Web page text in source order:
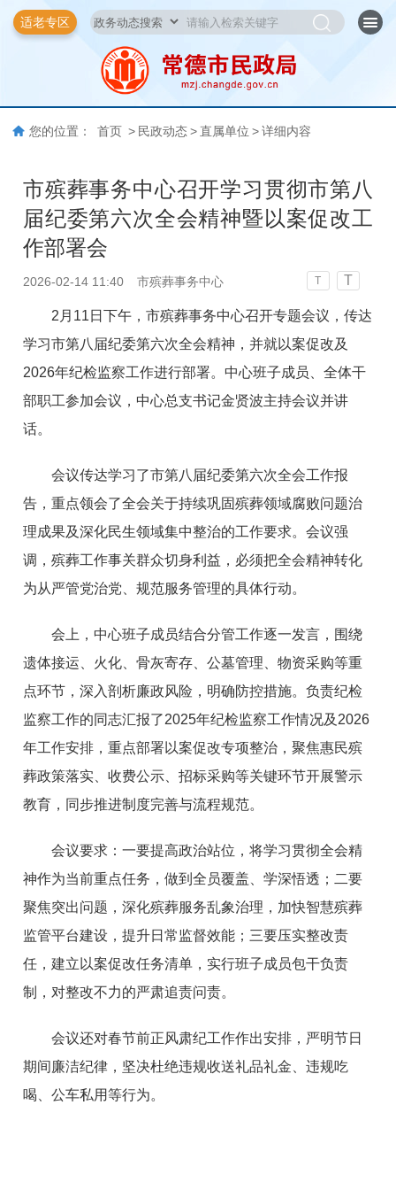
适老专区
您的位置： 首页 > 民政动态 > 直属单位 > 详细内容
市殡葬事务中心召开学习贯彻市第八
届纪委第六次全会精神暨以案促改工
作部署会
2026-02-14 11:40 市殡葬事务中心 T T
2月11日下午，市殡葬事务中心召开专题会议，传达
学习市第八届纪委第六次全会精神，并就以案促改及
2026年纪检监察工作进行部署。中心班子成员、全体干
部职工参加会议，中心总支书记金贤波主持会议并讲
话。
会议传达学习了市第八届纪委第六次全会工作报
告，重点领会了全会关于持续巩固殡葬领域腐败问题治
理成果及深化民生领域集中整治的工作要求。会议强
调，殡葬工作事关群众切身利益，必须把全会精神转化
为从严管党治党、规范服务管理的具体行动。
会上，中心班子成员结合分管工作逐一发言，围绕
遗体接运、火化、骨灰寄存、公墓管理、物资采购等重
点环节，深入剖析廉政风险，明确防控措施。负责纪检
监察工作的同志汇报了2025年纪检监察工作情况及2026
年工作安排，重点部署以案促改专项整治，聚焦惠民殡
葬政策落实、收费公示、招标采购等关键环节开展警示
教育，同步推进制度完善与流程规范。
会议要求：一要提高政治站位，将学习贯彻全会精
神作为当前重点任务，做到全员覆盖、学深悟透；二要
聚焦突出问题，深化殡葬服务乱象治理，加快智慧殡葬
监管平台建设，提升日常监督效能；三要压实整改责
任，建立以案促改任务清单，实行班子成员包干负责
制，对整改不力的严肃追责问责。
会议还对春节前正风肃纪工作作出安排，严明节日
期间廉洁纪律，坚决杜绝违规收送礼品礼金、违规吃
喝、公车私用等行为。